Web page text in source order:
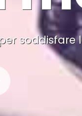
soddisfare